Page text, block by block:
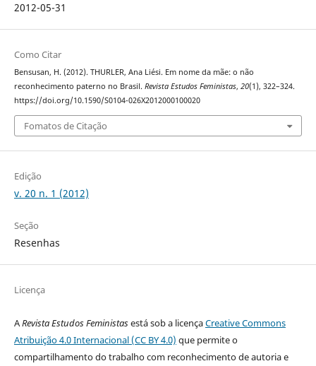
2012-05-31
Como Citar
Bensusan, H. (2012). THURLER, Ana Liési. Em nome da mãe: o não
reconhecimento paterno no Brasil. Revista Estudos Feministas, 20(1), 322–324.
https://doi.org/10.1590/S0104-026X2012000100020
Fomatos de Citação
Edição
v. 20 n. 1 (2012)
Seção
Resenhas
Licença
ARevista Estudos Feministasestá sob a licençaCreative Commons
Atribuição 4.0 Internacional (CC BY 4.0) que permite o
compartilhamento do trabalho com reconhecimento de autoria e